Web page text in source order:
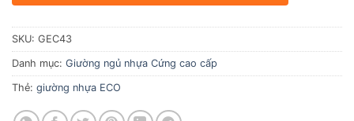
SKU: GEC43
Danh mục: Giường ngủ nhựa Cứng cao cấp
Thẻ: giường nhựa ECO